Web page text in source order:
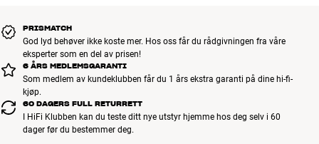
PRISMATCH
God lyd behøver ikke koste mer. Hos oss får du rådgivningen fra våre
eksperter som en del av prisen!
6 ÅRS MEDLEMSGARANTI
Som medlem av kundeklubben får du 1 års ekstra garanti på dine hi-fi-
kjøp.
60 DAGERS FULL RETURRETT
I HiFi Klubben kan du teste ditt nye utstyr hjemme hos deg selv i 60
dager før du bestemmer deg.